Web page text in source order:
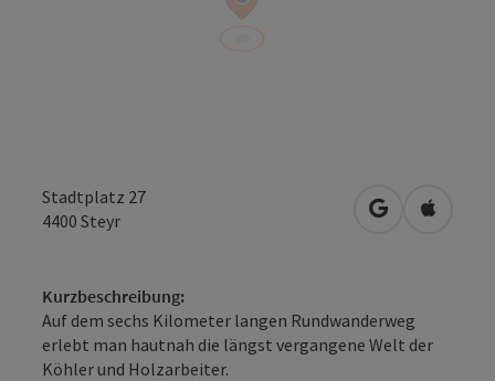
Stadtplatz 27
4400 Steyr in Google
in
Kurzbeschreibung:
Auf dem sechs Kilometer langen Rundwanderweg
erlebt man hautnah die längst vergangene Welt der
Köhler und Holzarbeiter.